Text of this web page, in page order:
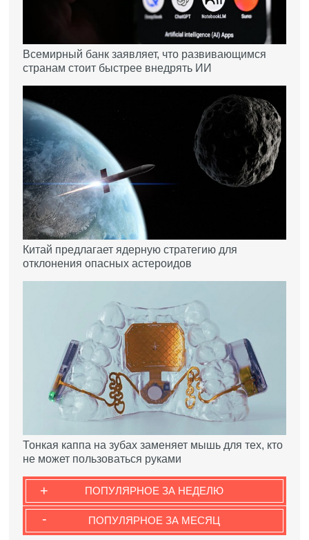
Всемирный банк заявляет, что развивающимся
странам стоит быстрее внедрять ИИ
Китай предлагает ядерную стратегию для
отклонения опасных астероидов
Тонкая каппа на зубах заменяет мышь для тех, кто
не может пользоваться руками
ПОПУЛЯРНОЕ ЗА НЕДЕЛЮ
+
ПОПУЛЯРНОЕ ЗА МЕСЯЦ
-